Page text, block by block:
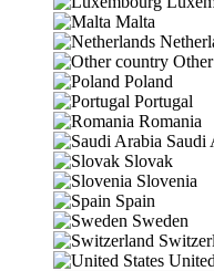
Malta
Poland
Portugal
Romania
Saudi
Slovak
Slovenia
Spain
Sweden